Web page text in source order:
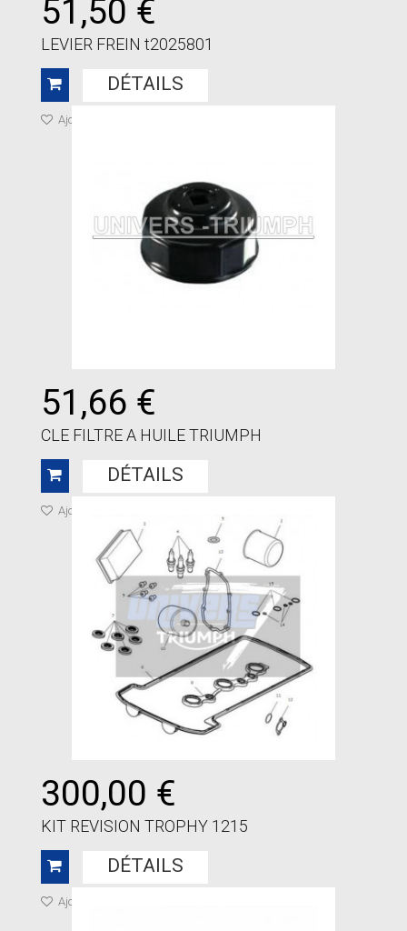
51,50 €
LEVIER FREIN t2025801
DÉTAILS
Ajouter à ma liste de cadeaux
51,66 €
CLE FILTRE A HUILE TRIUMPH
DÉTAILS
Ajouter à ma liste de cadeaux
300,00 €
KIT REVISION TROPHY 1215
DÉTAILS
Ajouter à ma liste de cadeaux